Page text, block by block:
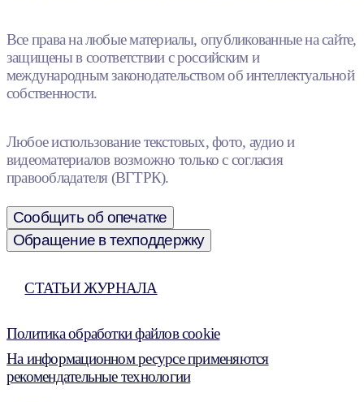
Все права на любые материалы, опубликованные на сайте,
защищены в соответствии с российским и
международным законодательством об интеллектуальной
собственности.
Любое использование текстовых, фото, аудио и
видеоматериалов возможно только с согласия
правообладателя (ВГТРК).
Сообщить об опечатке
Обращение в техподдержку
СТАТЬИ ЖУРНАЛА
Политика обработки файлов cookie
На информационном ресурсе применяются
рекомендательные технологии